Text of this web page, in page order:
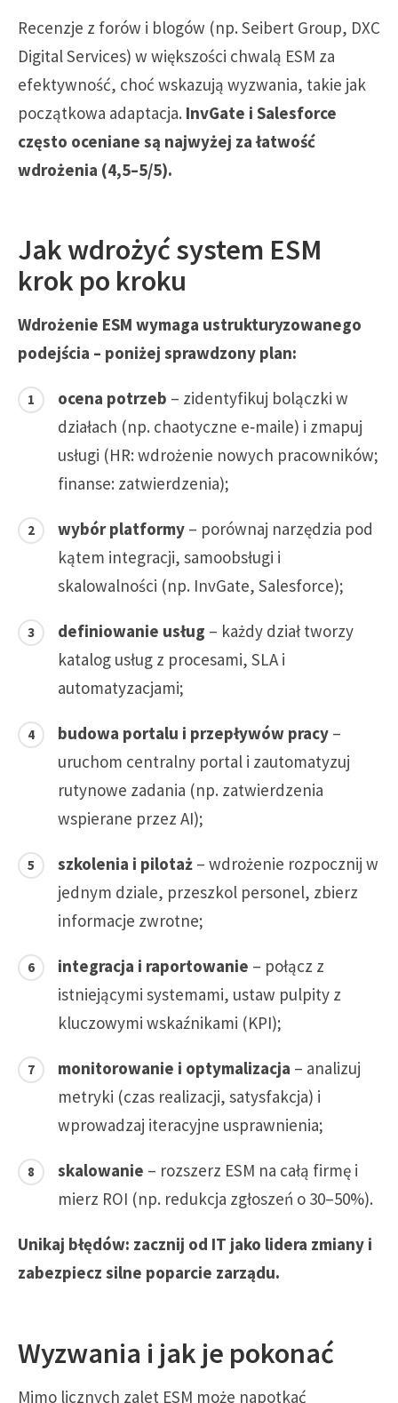
Recenzje z forów i blogów (np. Seibert Group, DXC
Digital Services) w większości chwalą ESM za
efektywność, choć wskazują wyzwania, takie jak
początkowa adaptacja. InvGate i Salesforce
często oceniane są najwyżej za łatwość
wdrożenia (4,5–5/5).
Jak wdrożyć system ESM
krok po kroku
Wdrożenie ESM wymaga ustrukturyzowanego
podejścia – poniżej sprawdzony plan:
ocena potrzeb – zidentyfikuj bolączki w
działach (np. chaotyczne e‑maile) i zmapuj
usługi (HR: wdrożenie nowych pracowników;
finanse: zatwierdzenia);
wybór platformy – porównaj narzędzia pod
kątem integracji, samoobsługi i
skalowalności (np. InvGate, Salesforce);
definiowanie usług – każdy dział tworzy
katalog usług z procesami, SLA i
automatyzacjami;
budowa portalu i przepływów pracy –
uruchom centralny portal i zautomatyzuj
rutynowe zadania (np. zatwierdzenia
wspierane przez AI);
szkolenia i pilotaż – wdrożenie rozpocznij w
jednym dziale, przeszkol personel, zbierz
informacje zwrotne;
integracja i raportowanie – połącz z
istniejącymi systemami, ustaw pulpity z
kluczowymi wskaźnikami (KPI);
monitorowanie i optymalizacja – analizuj
metryki (czas realizacji, satysfakcja) i
wprowadzaj iteracyjne usprawnienia;
skalowanie – rozszerz ESM na całą firmę i
mierz ROI (np. redukcja zgłoszeń o 30–50%).
Unikaj błędów: zacznij od IT jako lidera zmiany i
zabezpiecz silne poparcie zarządu.
Wyzwania i jak je pokonać
Mimo licznych zalet ESM może napotkać